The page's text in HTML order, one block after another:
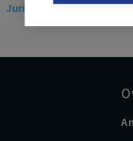
Juridisch> Sociaal